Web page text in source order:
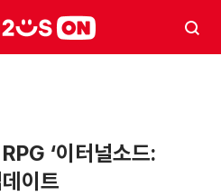
‘이터널소드:
이트